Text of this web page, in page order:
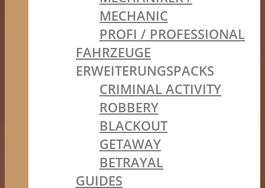
MECHANIC
PROFI / PROFESSIONAL
FAHRZEUGE
ERWEITERUNGSPACKS
CRIMINAL ACTIVITY
ROBBERY
BLACKOUT
GETAWAY
BETRAYAL
GUIDES